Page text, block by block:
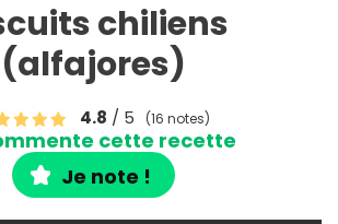
chiliens
(alfajores)
4.8 / 5 (16 notes)
cette recette
Je note !